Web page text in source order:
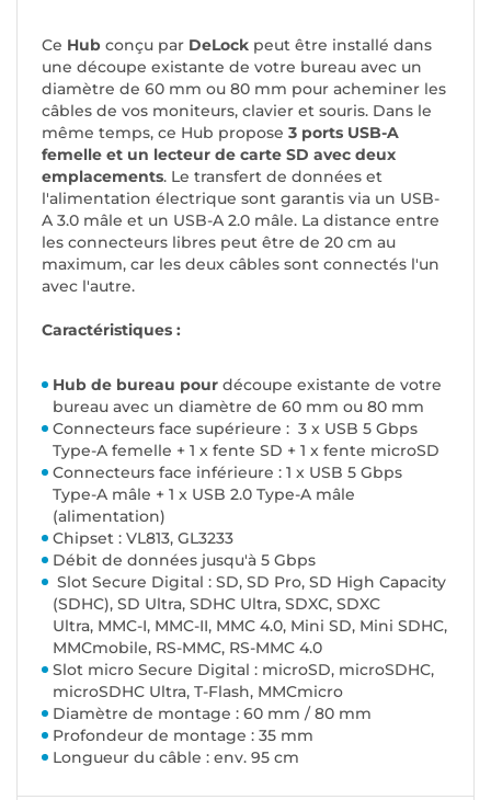
Ce Hub conçu par DeLock peut être installé dans
une découpe existante de votre bureau avec un
diamètre de 60 mm ou 80 mm pour acheminer les
câbles de vos moniteurs, clavier et souris. Dans le
même temps, ce Hub propose 3 ports USB-A
femelle et un lecteur de carte SD avec deux
emplacements. Le transfert de données et
l'alimentation électrique sont garantis via un USB-
A 3.0 mâle et un USB-A 2.0 mâle. La distance entre
les connecteurs libres peut être de 20 cm au
maximum, car les deux câbles sont connectés l'un
avec l'autre.
Caractéristiques :
Hub de bureau pour découpe existante de votre
bureau avec un diamètre de 60 mm ou 80 mm
Connecteurs face supérieure : 3 x USB 5 Gbps
Type-A femelle + 1 x fente SD + 1 x fente microSD
Connecteurs face inférieure : 1 x USB 5 Gbps
Type-A mâle + 1 x USB 2.0 Type-A mâle
(alimentation)
Chipset : VL813, GL3233
Débit de données jusqu'à 5 Gbps
Slot Secure Digital : SD, SD Pro, SD High Capacity
(SDHC), SD Ultra, SDHC Ultra, SDXC, SDXC
Ultra, MMC-I, MMC-II, MMC 4.0, Mini SD, Mini SDHC,
MMCmobile, RS-MMC, RS-MMC 4.0
Slot micro Secure Digital : microSD, microSDHC,
microSDHC Ultra, T-Flash, MMCmicro
Diamètre de montage : 60 mm / 80 mm
Profondeur de montage : 35 mm
Longueur du câble : env. 95 cm